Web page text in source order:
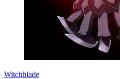
Witchblade